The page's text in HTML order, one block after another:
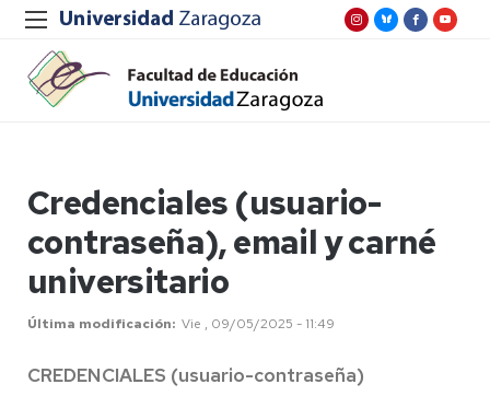
Credenciales (usuario-
contraseña), email y carné
universitario
Última modificación Vie , 09/05/2025 - 11:49
CREDENCIALES (usuario-contraseña)